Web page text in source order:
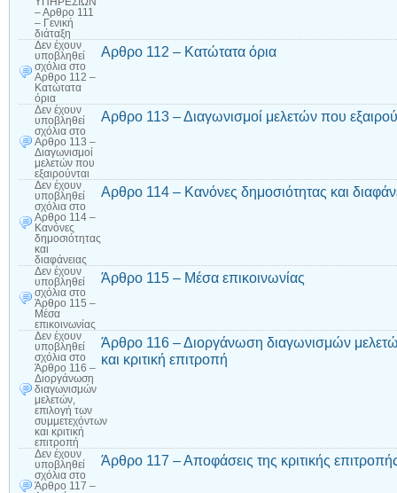
– Αρθρο 111
– Γενική
διάταξη
Δεν έχουν
υποβληθεί
σχόλια στο
Αρθρο 112 –
Κατώτατα
όρια
Αρθρο 112 – Κατώτατα όρια
Δεν έχουν
υποβληθεί
σχόλια στο
Αρθρο 113 –
Διαγωνισμοί
μελετών που
εξαιρούνται
Αρθρο 113 – Διαγωνισμοί μελετών που
Δεν έχουν
υποβληθεί
σχόλια στο
Αρθρο 114 –
Κανόνες
δημοσιότητας
και
διαφάνειας
Αρθρο 114 – Κανόνες δημοσιότητας και
Δεν έχουν
υποβληθεί
σχόλια στο
Άρθρο 115 –
Μέσα
επικοινωνίας
Άρθρο 115 – Μέσα επικοινωνίας
Δεν έχουν
υποβληθεί
σχόλια στο
Άρθρο 116 –
Διοργάνωση
διαγωνισμών
μελετών,
επιλογή των
συμμετεχόντων
και κριτική
επιτροπή
Άρθρο 116 – Διοργάνωση διαγωνισμών
και κριτική επιτροπή
Δεν έχουν
υποβληθεί
σχόλια στο
Άρθρο 117 –
Άρθρο 117 – Αποφάσεις της κριτικής